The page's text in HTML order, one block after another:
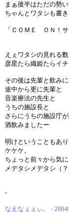
まぁ後半はただの勢
ちゃんとワタシも書
「ＣＯＭＥ ＯＮ！サ
えぇワタシの見れる
彦星たら織姫たらイ
その後は先輩と飲み
途中から更に先輩と
音楽療法の先生と
うちの施設長と
さらにうちの施設庁
酒飲みましたー
明けということもあ
ケケケ。
ちょっと前々から気
メデタシメデタシ（？
-
なえなぇぇぃ。 -